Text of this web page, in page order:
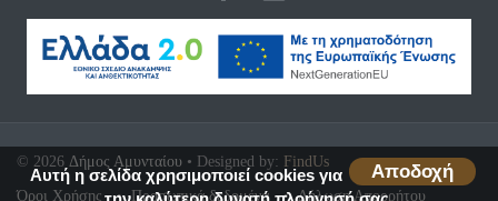
© 2026 Δήμος Αμυνταίου • Designed by: FindUs
Όροι Χρήσης Προσωπικά δεδομένα Δήλωση Απορρήτου
Αποδοχή
Αυτή η σελίδα χρησιμοποιεί cookies για